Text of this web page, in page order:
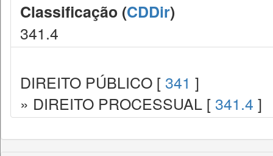
Classificação (CDDir)
341.4
DIREITO PÚBLICO [ 341 ]
» DIREITO PROCESSUAL [ 341.4 ]